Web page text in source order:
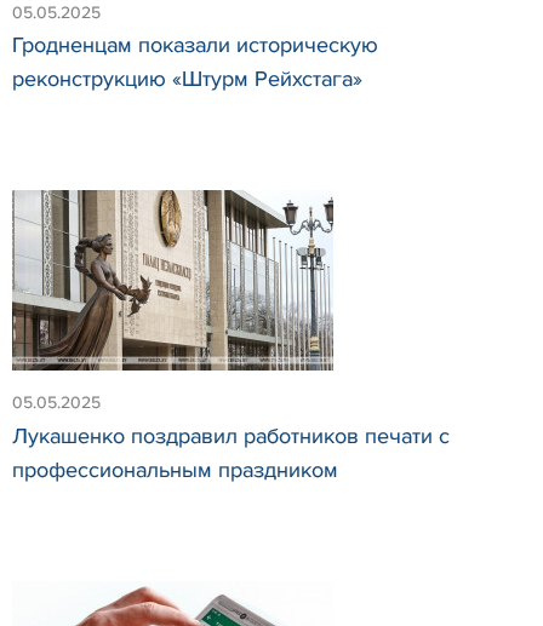
05.05.2025
Гродненцам показали историческую
реконструкцию «Штурм Рейхстага»
05.05.2025
Лукашенко поздравил работников печати с
профессиональным праздником